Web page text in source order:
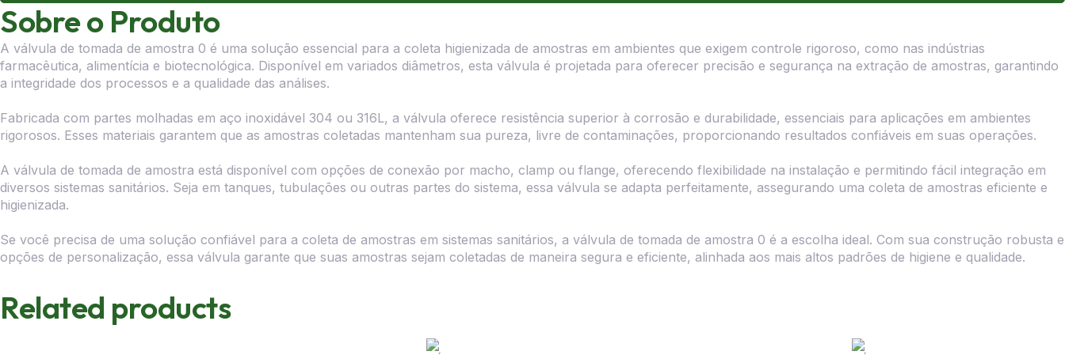
Sobre o Produto
A válvula de tomada de amostra 0 é uma solução essencial para a coleta higienizada de amostras em ambientes que exigem controle rigoroso, como nas indústrias
farmacêutica, alimentícia e biotecnológica. Disponível em variados diâmetros, esta válvula é projetada para oferecer precisão e segurança na extração de amostras, garantindo
a integridade dos processos e a qualidade das análises.
Fabricada com partes molhadas em aço inoxidável 304 ou 316L, a válvula oferece resistência superior à corrosão e durabilidade, essenciais para aplicações em ambientes
rigorosos. Esses materiais garantem que as amostras coletadas mantenham sua pureza, livre de contaminações, proporcionando resultados confiáveis em suas operações.
A válvula de tomada de amostra está disponível com opções de conexão por macho, clamp ou flange, oferecendo flexibilidade na instalação e permitindo fácil integração em
diversos sistemas sanitários. Seja em tanques, tubulações ou outras partes do sistema, essa válvula se adapta perfeitamente, assegurando uma coleta de amostras eficiente e
higienizada.
Se você precisa de uma solução confiável para a coleta de amostras em sistemas sanitários, a válvula de tomada de amostra 0 é a escolha ideal. Com sua construção robusta e
opções de personalização, essa válvula garante que suas amostras sejam coletadas de maneira segura e eficiente, alinhada aos mais altos padrões de higiene e qualidade.
Related products